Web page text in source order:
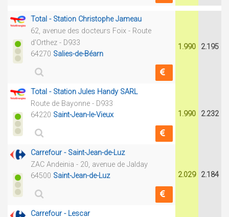
Total - Station Christophe Jameau
62, avenue des docteurs Foix - Route
d'Orthez - D933
64270 Salies-de-Béarn
1.990 2.195
Total - Station Jules Handy SARL
Route de Bayonne - D933
64220 Saint-Jean-le-Vieux 1.990 2.232
Carrefour - Saint-Jean-de-Luz
ZAC Andeinia - 20, avenue de Jalday
64500 Saint-Jean-de-Luz 2.029 2.184
Carrefour - Lescar